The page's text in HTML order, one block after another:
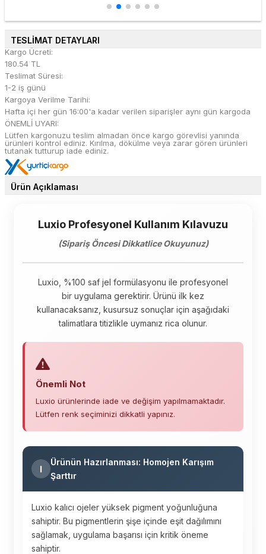
TESLİMAT DETAYLARI
Kargo Ücreti:
180.54 TL
Teslimat Süresi:
1-2 iş günü
Kargoya Verilme Tarihi:
Hafta içi her gün 16:00'a kadar verilen siparişler aynı gün kargoda
ÖNEMLİ UYARI:
Lütfen kargonuzu teslim almadan önce kargo görevlisi yanında
ürünleri kontrol ediniz. Kırılma, dökülme veya zarar gören ürünleri
tutanak tutturup iade ediniz.
Ürün Açıklaması
Luxio Profesyonel Kullanım Kılavuzu
(Sipariş Öncesi Dikkatlice Okuyunuz)
Luxio, %100 saf jel formülasyonu ile profesyonel
bir uygulama gerektirir. Ürünü ilk kez
kullanacaksanız, kusursuz sonuçlar için aşağıdaki
talimatlara titizlikle uymanız rica olunur.
Önemli Not
Luxio ürünlerinde iade ve değişim yapılmamaktadır.
Lütfen renk seçiminizi dikkatli yapınız.
I
Ürünün Hazırlanması: Homojen Karışım
Şarttır
Luxio kalıcı ojeler yüksek pigment yoğunluğuna
sahiptir. Bu pigmentlerin şişe içinde eşit dağılımını
sağlamak, uygulama başarısı için kritik öneme
sahiptir.